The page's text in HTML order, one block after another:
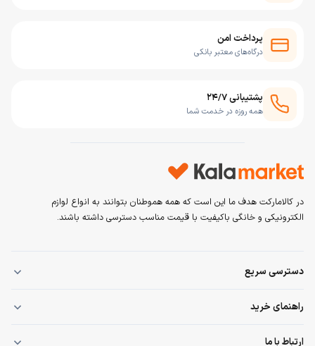
پرداخت امن
درگاه‌های معتبر بانکی
پشتیبانی ۲۴/۷
همه روزه در خدمت شما
در کالامارکت هدف ما این است که همه هموطنان بتوانند به انواع لوازم
الکترونیکی و خانگی باکیفیت با قیمت مناسب دسترسی داشته باشند.
دسترسی سریع
صفحه اصلی
خرید قسطی
راهنمای خرید
قوانین و مقررات
ارتباط با ما